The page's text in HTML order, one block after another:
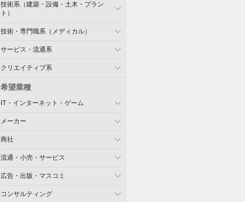
技術系（建築・設備・土木・プラン
ト）
技術・専門職系（メディカル）
サービス・流通系
クリエイティブ系
希望業種
IT・インターネット・ゲーム
メーカー
商社
流通・小売・サービス
広告・出版・マスコミ
コンサルティング